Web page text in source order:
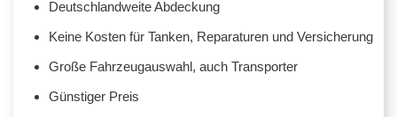
Deutschlandweite Abdeckung
Keine Kosten für Tanken, Reparaturen und Versicherung
Große Fahrzeugauswahl, auch Transporter
Günstiger Preis